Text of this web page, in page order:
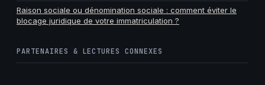
Raison sociale ou dénomination sociale : comment éviter le
blocage juridique de votre immatriculation ?
PARTENAIRES & LECTURES CONNEXES